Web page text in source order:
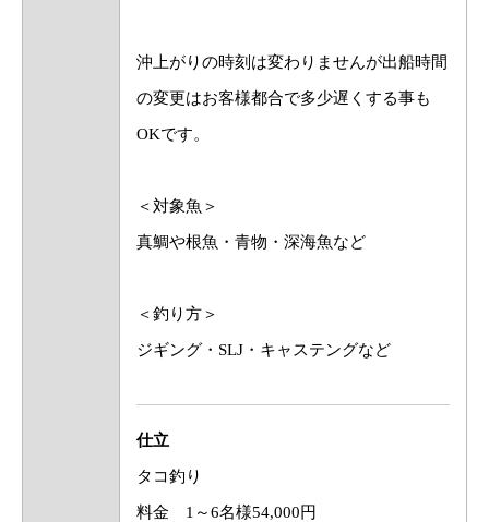
沖上がりの時刻は変わりませんが出船時間
の変更はお客様都合で多少遅くする事も
OKです。
＜対象魚＞
真鯛や根魚・青物・深海魚など
＜釣り方＞
ジギング・SLJ・キャステングなど
仕立
タコ釣り
料金 1～6名様54,000円